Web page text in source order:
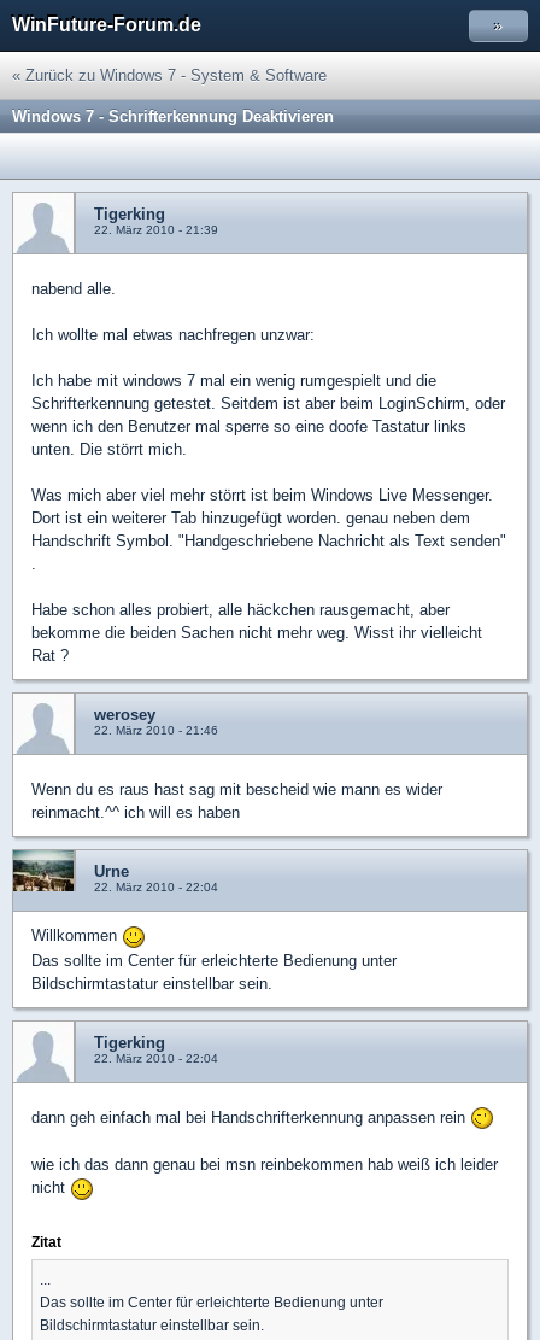
WinFuture-Forum.de »
« Zurück zu Windows 7 - System & Software
Windows 7 - Schrifterkennung Deaktivieren
Tigerking
22. März 2010 - 21:39
nabend alle.
Ich wollte mal etwas nachfregen unzwar:
Ich habe mit windows 7 mal ein wenig rumgespielt und die
Schrifterkennung getestet. Seitdem ist aber beim LoginSchirm, oder
wenn ich den Benutzer mal sperre so eine doofe Tastatur links
unten. Die störrt mich.
Was mich aber viel mehr störrt ist beim Windows Live Messenger.
Dort ist ein weiterer Tab hinzugefügt worden. genau neben dem
Handschrift Symbol. "Handgeschriebene Nachricht als Text senden"
.
Habe schon alles probiert, alle häckchen rausgemacht, aber
bekomme die beiden Sachen nicht mehr weg. Wisst ihr vielleicht
Rat ?
werosey
22. März 2010 - 21:46
Wenn du es raus hast sag mit bescheid wie mann es wider
reinmacht.^^ ich will es haben
Urne
22. März 2010 - 22:04
Willkommen
Das sollte im Center für erleichterte Bedienung unter
Bildschirmtastatur einstellbar sein.
Tigerking
22. März 2010 - 22:04
dann geh einfach mal bei Handschrifterkennung anpassen rein
wie ich das dann genau bei msn reinbekommen hab weiß ich leider
nicht
Zitat
Das sollte im Center für erleichterte Bedienung unter
Bildschirmtastatur einstellbar sein.